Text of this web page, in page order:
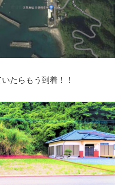
たらもう到着！！